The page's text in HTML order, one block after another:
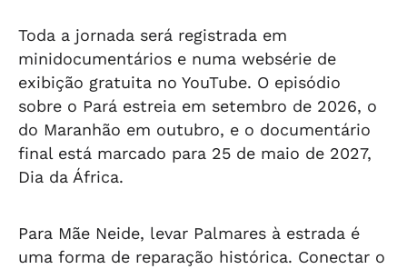
Toda a jornada será registrada em
minidocumentários e numa websérie de
exibição gratuita no YouTube. O episódio
sobre o Pará estreia em setembro de 2026, o
do Maranhão em outubro, e o documentário
final está marcado para 25 de maio de 2027,
Dia da África.
Para Mãe Neide, levar Palmares à estrada é
uma forma de reparação histórica. Conectar o